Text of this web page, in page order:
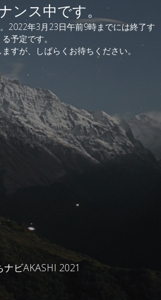
ンス中です。
2022年3月23日午前9時までには終了す
る予定です。
すが、しばらくお待ちください。
ビAKASHI 2021